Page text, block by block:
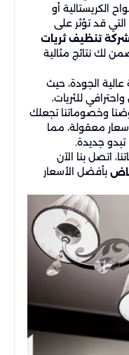
الكريستالية أو
التي قد تؤثر على
تنظيف ثريات
لك نتائج مثالية
الجودة، حيث
للثريات،
وخصوماتنا تجعلك
معقولة، مما
تبدو جديدة.
اتصل بنا الآن
بأفضل الأسعار